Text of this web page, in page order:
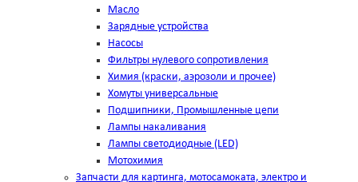
Масло
Зарядные устройства
Насосы
Фильтры нулевого сопротивления
Химия (краски, аэрозоли и прочее)
Хомуты универсальные
Подшипники, Промышленные цепи
Лампы накаливания
Лампы светодиодные (LED)
Мотохимия
Запчасти для картинга, мотосамоката, электро и